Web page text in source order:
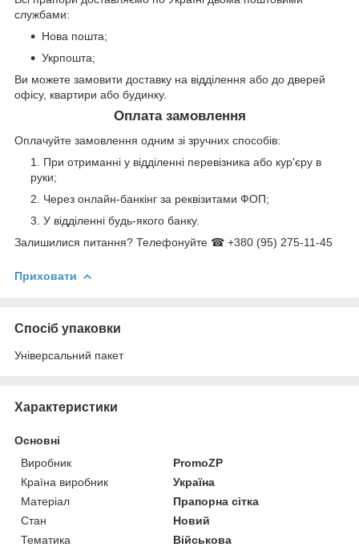
службами:
Нова пошта;
Укрпошта;
Ви можете замовити доставку на відділення або до дверей
офісу, квартири або будинку.
Оплата замовлення
Оплачуйте замовлення одним зі зручних способів:
При отриманні у відділенні перевізника або кур'єру в
руки;
Через онлайн-банкінг за реквізитами ФОП;
У відділенні будь-якого банку.
Залишилися питання? Телефонуйте ☎ +380 (95) 275-11-45
Приховати
Спосіб упаковки
Універсальний пакет
Характеристики
Основні
Виробник
PromoZP
Країна виробник
Україна
Матеріал
Прапорна сітка
Стан
Новий
Тематика
Військова